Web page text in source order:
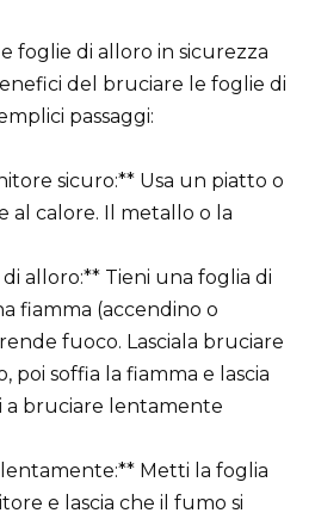
foglie di alloro in sicurezza
del bruciare le foglie di
passaggi:
sicuro:** Usa un piatto o
al calore. Il metallo o la
alloro:** Tieni una foglia di
fiamma (accendino o
fuoco. Lasciala bruciare
poi soffia la fiamma e lascia
a bruciare lentamente
Metti la foglia
e lascia che il fumo si